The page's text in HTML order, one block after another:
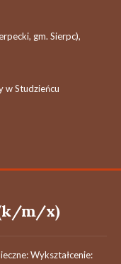
gm. Sierpc),
w Studzieńcu
m/x)
Wykształcenie: